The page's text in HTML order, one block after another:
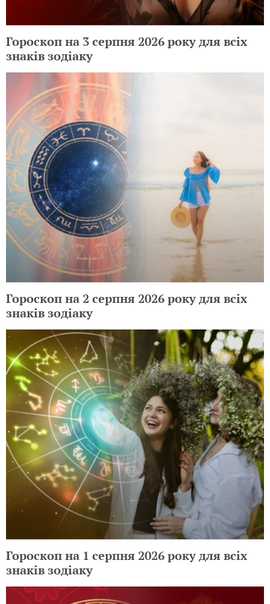
Гороскоп на 3 серпня 2026 року для всіх
знаків зодіаку
Гороскоп на 2 серпня 2026 року для всіх
знаків зодіаку
Гороскоп на 1 серпня 2026 року для всіх
знаків зодіаку